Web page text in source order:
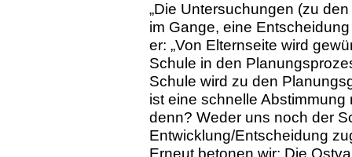
„Die Untersuchungen (zu
im Gange, eine
er: „Von Elternseite wird
Schule in den
Schule wird zu den
ist eine schnelle Abstimmung
denn? Weder uns noch der
Entwicklung/Entscheidung
Erneut betonen wir: Die